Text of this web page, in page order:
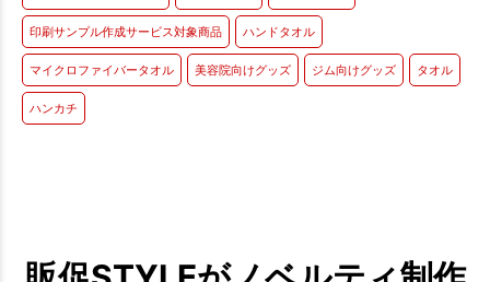
印刷サンプル作成サービス対象商品 ハンドタオル
マイクロファイバータオル 美容院向けグッズ ジム向けグッズ タオル
ハンカチ